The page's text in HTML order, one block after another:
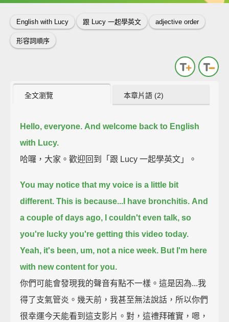
English with Lucy 跟 Lucy 一起學英文 adjective order
形容詞順序
全文瀏覽 本章片語 (2)
Hello, everyone. And welcome back to English
with Lucy.
哈囉，大家。歡迎回到「跟 Lucy 一起學英文」。
You may notice that my voice is a little bit
different. This is because... I have bronchitis. And
a couple of days ago, I couldn't even talk, so
you're lucky you're getting this video today.
Yeah, it's been, um, not a nice week. But I'm here
with new content for you.
你們可能會發現我的聲音有點不一樣。這是因為...我
得了支氣管炎。幾天前，我甚至無法說話，所以你們
很幸運今天能看到這支影片。對，這禮拜確實，嗯，